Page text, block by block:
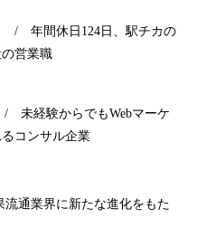
/ 年間休日124日、駅チカの
営業職
未経験からでもWebマーケ
コンサル企業
通業界に新たな進化をもた